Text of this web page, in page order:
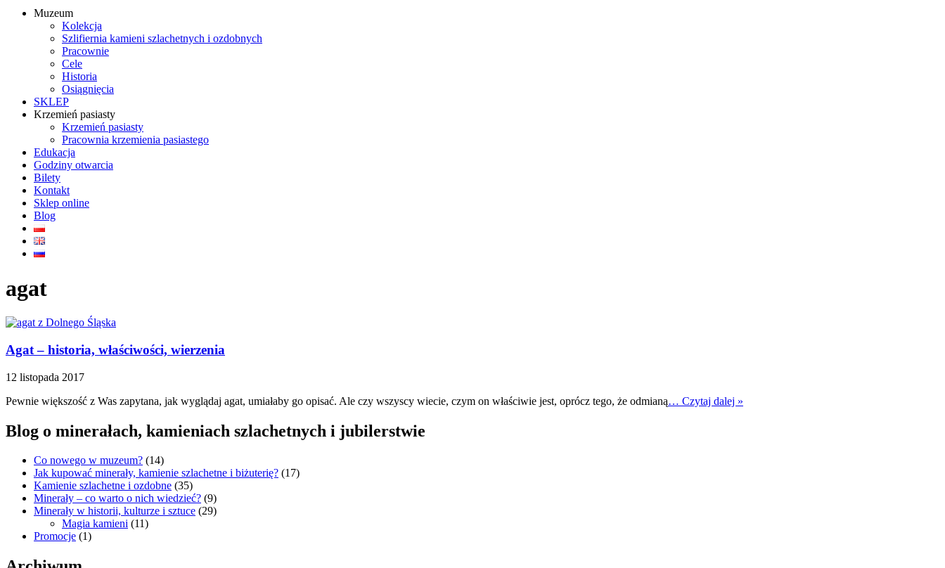
Muzeum
Kolekcja
Szlifiernia kamieni szlachetnych i ozdobnych
Pracownie
Cele
Historia
Osiągnięcia
SKLEP
Krzemień pasiasty
Krzemień pasiasty
Pracownia krzemienia pasiastego
Edukacja
Godziny otwarcia
Bilety
Kontakt
Sklep online
Blog
agat
Agat – historia, właściwości, wierzenia
12 listopada 2017
Pewnie większość z Was zapytana, jak wyglądaj agat, umiałaby go opisać. Ale czy wszyscy wiecie, czym on właściwie jest, oprócz tego, że odmianą… Czytaj dalej »
Blog o minerałach, kamieniach szlachetnych i jubilerstwie
Co nowego w muzeum? (14)
Jak kupować minerały, kamienie szlachetne i biżuterię? (17)
Kamienie szlachetne i ozdobne (35)
Minerały – co warto o nich wiedzieć? (9)
Minerały w historii, kulturze i sztuce (29)
Magia kamieni (11)
Promocje (1)